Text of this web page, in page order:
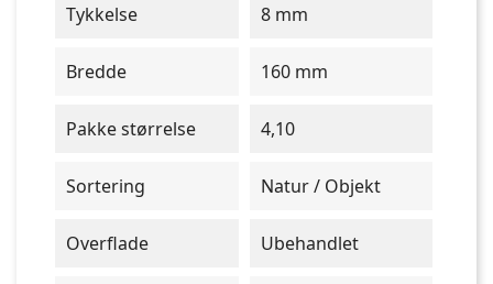
Tykkelse 8 mm
Bredde 160 mm
Pakke størrelse 4,10
Sortering Natur / Objekt
Overflade Ubehandlet